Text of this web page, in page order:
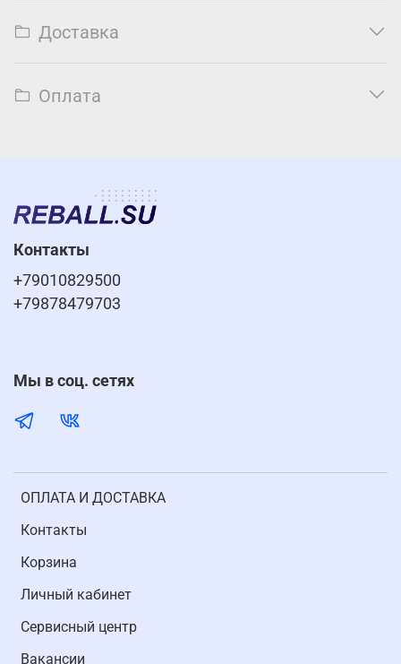
Доставка
Оплата
ОПЛАТА И ДОСТАВКА
Контакты
Корзина
Личный кабинет
Cервисный центр
Вакансии
Контакты
+79010829500
+79878479703
Мы в соц. сетях